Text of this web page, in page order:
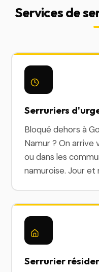
Services de
Serruriers
Bloqué dehors à
Namur ? On arrive
ou dans les
namuroise. Jour et
Serrurier